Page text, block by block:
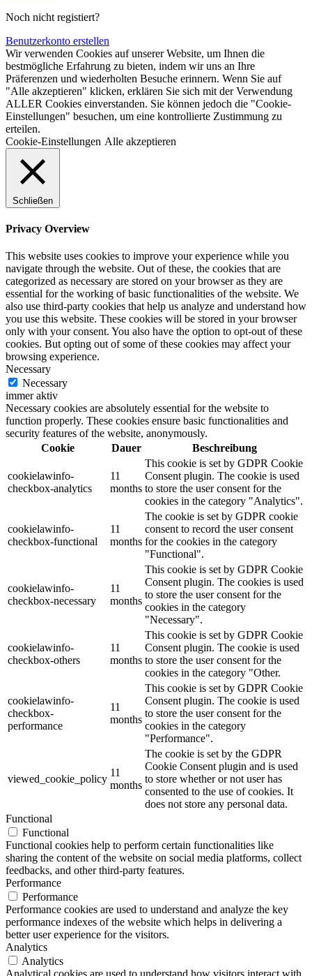
Noch nicht registiert?
Benutzerkonto erstellen
Wir verwenden Cookies auf unserer Website, um Ihnen die
bestmögliche Erfahrung zu bieten, indem wir uns an Ihre
Präferenzen und wiederholten Besuche erinnern. Wenn Sie auf
"Alle akzeptieren" klicken, erklären Sie sich mit der Verwendung
ALLER Cookies einverstanden. Sie können jedoch die "Cookie-
Einstellungen" besuchen, um eine kontrollierte Zustimmung zu
erteilen.
Cookie-Einstellungen Alle akzeptieren
Schließen
Privacy Overview
This website uses cookies to improve your experience while you
navigate through the website. Out of these, the cookies that are
categorized as necessary are stored on your browser as they are
essential for the working of basic functionalities of the website. We
also use third-party cookies that help us analyze and understand how
you use this website. These cookies will be stored in your browser
only with your consent. You also have the option to opt-out of these
cookies. But opting out of some of these cookies may affect your
browsing experience.
Necessary
Necessary
immer aktiv
Necessary cookies are absolutely essential for the website to
function properly. These cookies ensure basic functionalities and
security features of the website, anonymously.
Cookie
Dauer Beschreibung
cookielawinfo-
checkbox-analytics
11
months
This cookie is set by GDPR Cookie
Consent plugin. The cookie is used
to store the user consent for the
cookies in the category "Analytics".
cookielawinfo-
checkbox-functional
11
months
The cookie is set by GDPR cookie
consent to record the user consent
for the cookies in the category
"Functional".
cookielawinfo-
checkbox-necessary
11
months
This cookie is set by GDPR Cookie
Consent plugin. The cookies is used
to store the user consent for the
cookies in the category
"Necessary".
cookielawinfo-
checkbox-others
11
months
This cookie is set by GDPR Cookie
Consent plugin. The cookie is used
to store the user consent for the
cookies in the category "Other.
cookielawinfo-
checkbox-
performance
11
months
This cookie is set by GDPR Cookie
Consent plugin. The cookie is used
to store the user consent for the
cookies in the category
"Performance".
viewed_cookie_policy
11
months
The cookie is set by the GDPR
Cookie Consent plugin and is used
to store whether or not user has
consented to the use of cookies. It
does not store any personal data.
Functional
Functional
Functional cookies help to perform certain functionalities like
sharing the content of the website on social media platforms, collect
feedbacks, and other third-party features.
Performance
Performance
Performance cookies are used to understand and analyze the key
performance indexes of the website which helps in delivering a
better user experience for the visitors.
Analytics
Analytics